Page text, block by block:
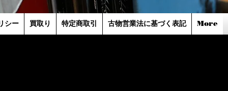
シー 買取り 特定商取引 古物営業法に基づく表記 More